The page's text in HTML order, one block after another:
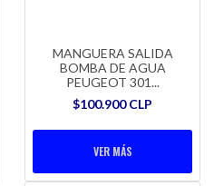
MANGUERA SALIDA
BOMBA DE AGUA
PEUGEOT 301...
$100.900 CLP
VER MÁS